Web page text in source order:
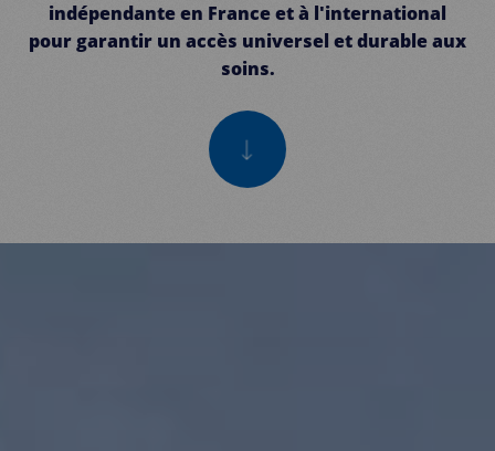
indépendante en France et à l'international
pour garantir un accès universel et durable aux
soins.